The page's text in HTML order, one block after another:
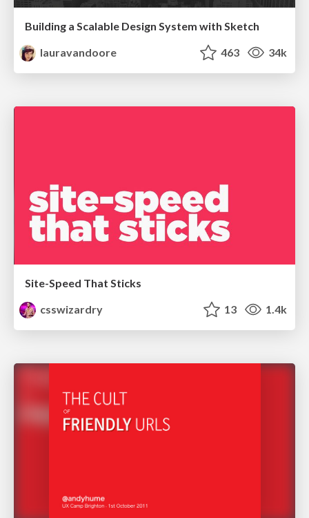
Building a Scalable Design System with Sketch
lauravandoore
463 34k
Site-Speed That Sticks
csswizardry
13 1.4k